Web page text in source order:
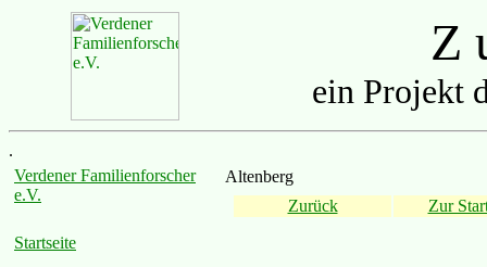
Z
ein Projekt
.
Verdener Familienforscher
e.V.
Startseite
Altenberg
Zurück
Zur